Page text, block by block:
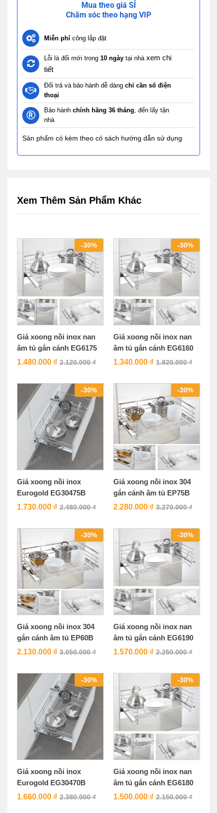
Mua theo giá SỈ
Chăm sóc theo hạng VIP
Miễn phí công lắp đặt
Lỗi là đổi mới trong 10 ngày tại nhà xem chi
tiết
Đổi trả và bảo hành dễ dàng chỉ cần số điện
thoại
Bảo hành chính hãng 36 tháng, đến lấy tận
nhà
Sản phẩm có kèm theo có sách hướng dẫn sử dụng
Xem Thêm Sản Phẩm Khác
-30%
Giá xoong nồi inox nan
âm tủ gắn cánh EG6175
1.480.000 ₫ 2.120.000₫
-30%
Giá xoong nồi inox nan
âm tủ gắn cánh EG6160
1.340.000 ₫ 1.920.000₫
-30%
Giá xoong nồi inox
Eurogold EG30475B
1.730.000 ₫ 2.480.000₫
-30%
Giá xoong nồi inox 304
gắn cánh âm tủ EP75B
2.280.000 ₫ 3.270.000₫
-30%
Giá xoong nồi inox 304
gắn cánh âm tủ EP60B
2.130.000 ₫ 3.050.000₫
-30%
Giá xoong nồi inox nan
âm tủ gắn cánh EG6190
1.570.000 ₫ 2.250.000₫
-30%
Giá xoong nồi inox
Eurogold EG30470B
1.660.000 ₫ 2.380.000₫
-30%
Giá xoong nồi inox nan
âm tủ gắn cánh EG6180
1.500.000 ₫ 2.150.000₫